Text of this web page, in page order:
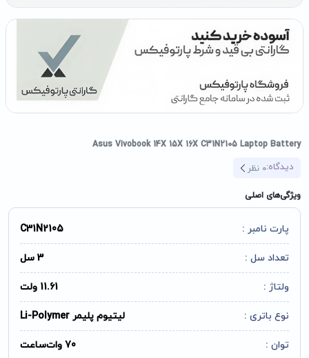
Asus Vivobook 14X 15X 16X C31N2105 Laptop Battery
دیدگاه:0 نظر
ویژگی‌های اصلی
پارت نامبر : C31N2105
تعداد سل : 3 سل
ولتاژ : 11.61 ولت
نوع باتری : لیتیوم پلیمر Li-Polymer
توان : 70 وات‌ساعت